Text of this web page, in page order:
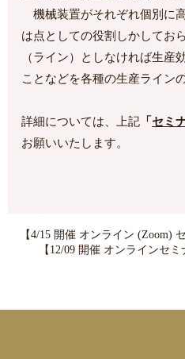
機械装置がそれぞれ個別に
は点としての役割しかしてお
（ライン）としなければ生産
ことなどを各種の生産ライン
詳細については、上記 「 セミ
お願いいたします。
【4/15 開催 オンライン (Zoom)
【12/09 開催 オンラインセ